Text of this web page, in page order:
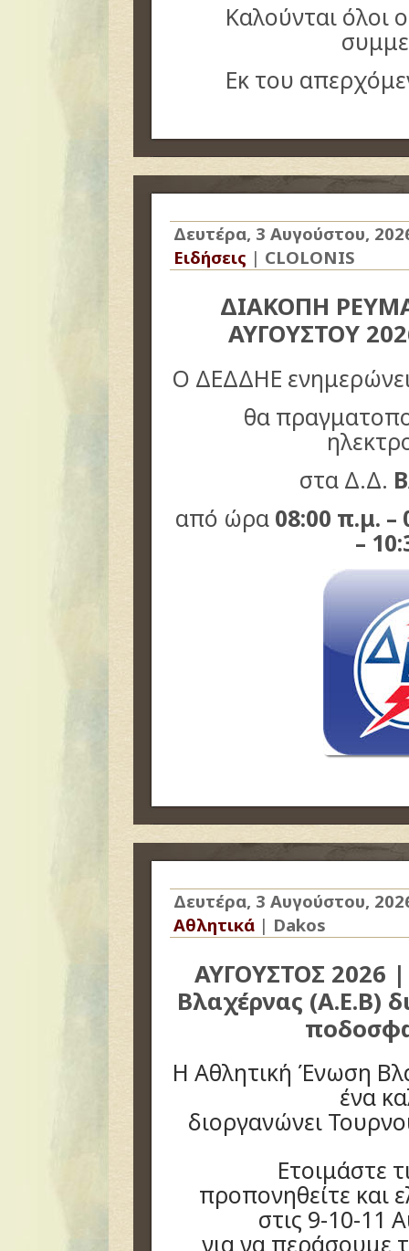
Καλούνται όλοι
Εκ του
Δευτέρα, 3 Αυγούστου,
Ειδήσεις | CLOLONIS
ΔΙΑΚΟΠΗ
ΑΥΓΟΥΣΤΟΥ
Ο ΔΕΔΔΗΕ
θα
στα Δ.Δ.
από ώρα08:00 π.μ. –
–
Δευτέρα, 3 Αυγούστου,
Αθλητικά | Dakos
ΑΥΓΟΥΣΤΟΣ 2026
Βλαχέρνας (Α.Ε.Β)
Η Αθλητική Ένωση
ένα
διοργανώνει
Ετοιμάστε
προπονηθείτε και
στις 9-10-11
για να περάσουμε